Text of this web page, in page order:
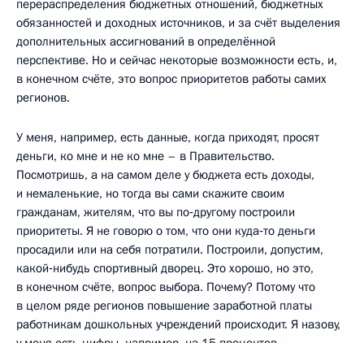
перераспределения бюджетных отношений, бюджетных
обязанностей и доходных источников, и за счёт выделения
дополнительных ассигнований в определённой
перспективе. Но и сейчас некоторые возможности есть, и,
в конечном счёте, это вопрос приоритетов работы самих
регионов.
У меня, например, есть данные, когда приходят, просят
деньги, ко мне и не ко мне – в Правительство.
Посмотришь, а на самом деле у бюджета есть доходы,
и немаленькие, но тогда вы сами скажите своим
гражданам, жителям, что вы по‑другому построили
приоритеты. Я не говорю о том, что они куда‑то деньги
просадили или на себя потратили. Построили, допустим,
какой‑нибудь спортивный дворец. Это хорошо, но это,
в конечном счёте, вопрос выбора. Почему? Потому что
в целом ряде регионов повышение заработной платы
работникам дошкольных учреждений происходит. Я назову,